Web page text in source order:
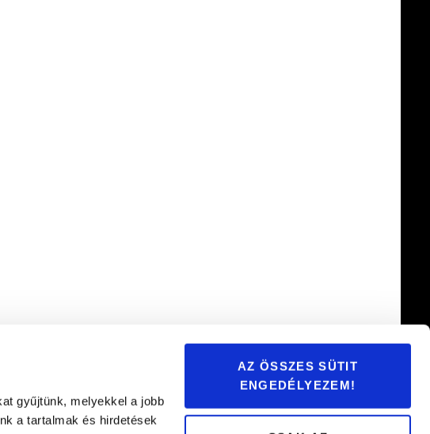
gyűjtünk, melyekkel a jobb
a tartalmak és hirdetések
AZ ÖSSZES SÜTIT
ENGEDÉLYEZEM!